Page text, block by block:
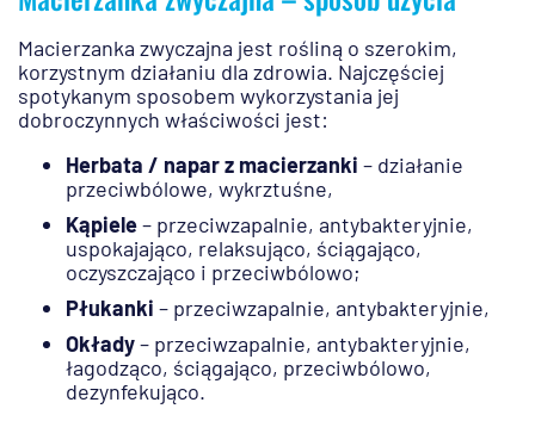
Macierzanka zwyczajna jest rośliną o szerokim,
korzystnym działaniu dla zdrowia. Najczęściej
spotykanym sposobem wykorzystania jej
dobroczynnych właściwości jest:
Herbata / napar z macierzanki – działanie
przeciwbólowe, wykrztuśne,
Kąpiele– przeciwzapalnie, antybakteryjnie,
uspokajająco, relaksująco, ściągająco,
oczyszczająco i przeciwbólowo;
Płukanki – przeciwzapalnie, antybakteryjnie,
Okłady– przeciwzapalnie, antybakteryjnie,
łagodząco, ściągająco, przeciwbólowo,
dezynfekująco.